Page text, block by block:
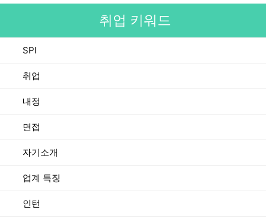
취업 키워드
SPI
취업
내정
면접
자기소개
업계 특징
인턴